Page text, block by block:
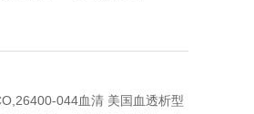
044血清 美国血透析型